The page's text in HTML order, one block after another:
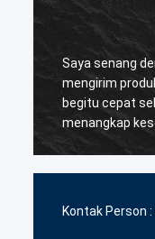
Saya senang
mengirim
begitu cepat
menangkap
dengan
Kontak Person :